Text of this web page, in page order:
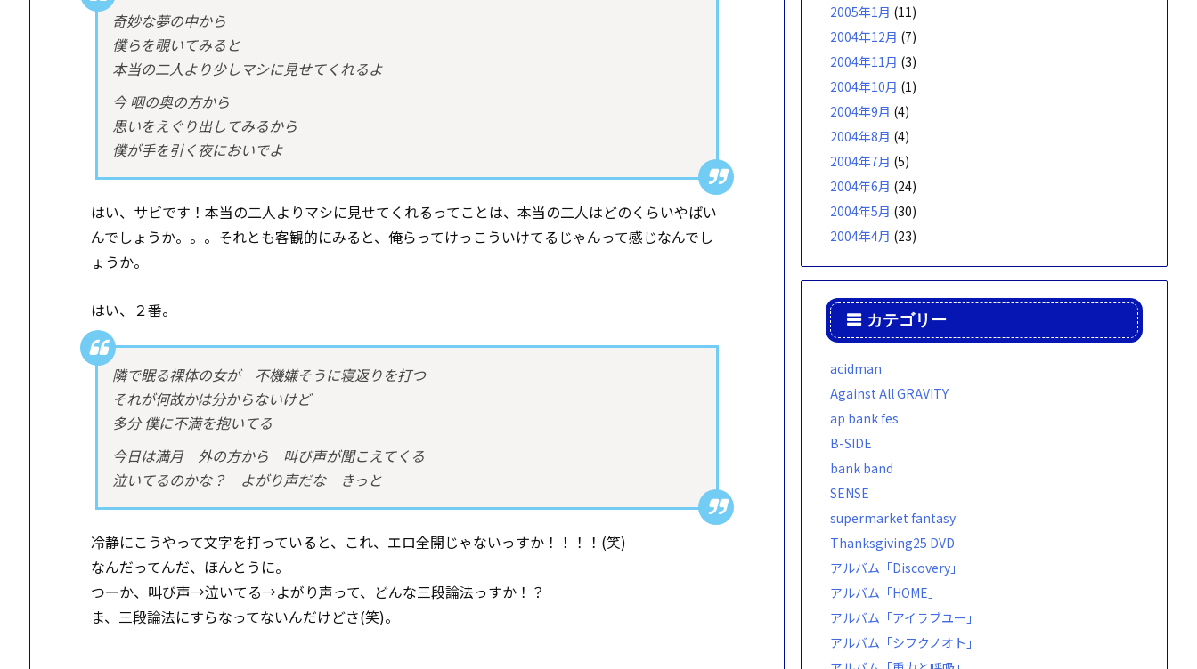
奇妙な夢の中から
僕らを覗いてみると
本当の二人より少しマシに見せてくれるよ
今 咽の奥の方から
思いをえぐり出してみるから
僕が手を引く夜においでよ
はい、サビです！本当の二人よりマシに見せてくれるってことは、本当の二人はどのくらいやばい
んでしょうか。。。それとも客観的にみると、俺らってけっこういけてるじゃんって感じなんでし
ょうか。
はい、２番。
隣で眠る裸体の女が 不機嫌そうに寝返りを打つ
それが何故かは分からないけど
多分 僕に不満を抱いてる
今日は満月 外の方から 叫び声が聞こえてくる
泣いてるのかな？ よがり声だな きっと
冷静にこうやって文字を打っていると、これ、エロ全開じゃないっすか！！！！(笑)
なんだってんだ、ほんとうに。
つーか、叫び声→泣いてる→よがり声って、どんな三段論法っすか！？
ま、三段論法にすらなってないんだけどさ(笑)。
2005年1月 (11)
2004年12月 (7)
2004年11月 (3)
2004年10月 (1)
2004年9月 (4)
2004年8月 (4)
2004年7月 (5)
2004年6月 (24)
2004年5月 (30)
2004年4月 (23)
カテゴリー
acidman
Against All GRAVITY
ap bank fes
B-SIDE
bank band
SENSE
supermarket fantasy
Thanksgiving25 DVD
アルバム「Discovery」
アルバム「HOME」
アルバム「アイラブユー」
アルバム「シフクノオト」